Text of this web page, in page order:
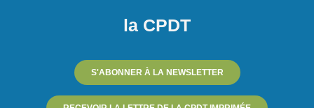
la CPDT
S'ABONNER À LA NEWSLETTER